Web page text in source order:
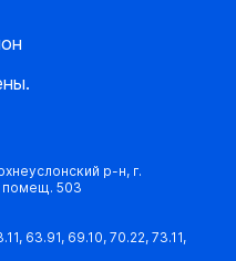
р-н, г.
помещ. 503
63.91, 69.10, 70.22, 73.11,